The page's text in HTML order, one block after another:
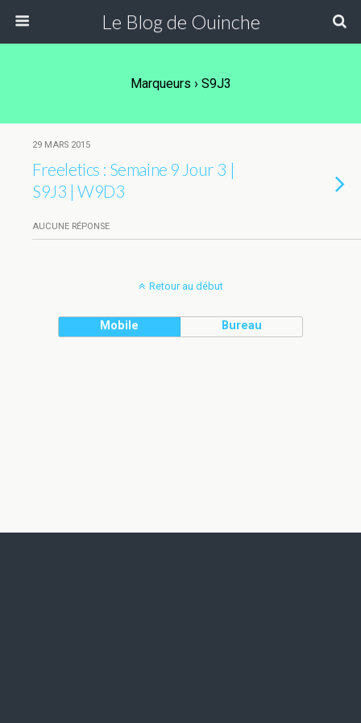
Le Blog de Ouinche
Marqueurs › S9J3
29 MARS 2015
Freeletics : Semaine 9 Jour 3 |
S9J3 | W9D3
AUCUNE RÉPONSE
Retour au début
Mobile Bureau